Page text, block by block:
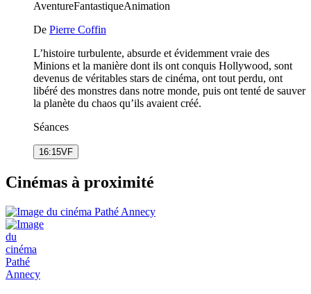
AventureFantastiqueAnimation
De Pierre Coffin
L’histoire turbulente, absurde et évidemment vraie des
Minions et la manière dont ils ont conquis Hollywood, sont
devenus de véritables stars de cinéma, ont tout perdu, ont
libéré des monstres dans notre monde, puis ont tenté de sauver
la planète du chaos qu’ils avaient créé.
Séances
16:15VF
Cinémas à proximité